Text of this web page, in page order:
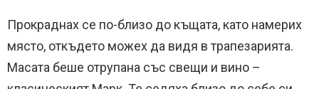
Прокраднах се по-близо до къщата, като намерих
място, откъдето можех да видя в трапезарията.
Масата беше отрупана със свещи и вино –